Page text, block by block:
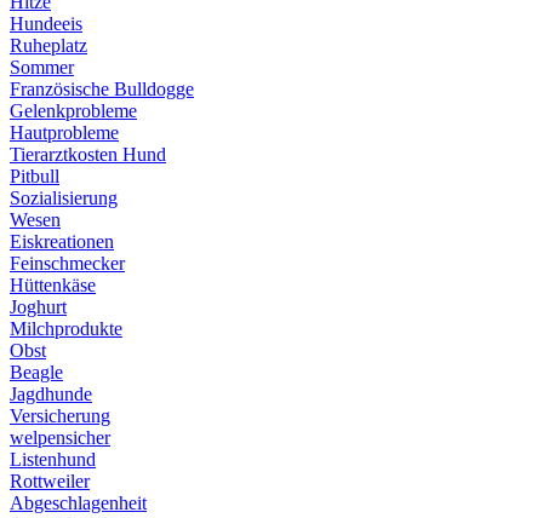
Hundeeis
Ruheplatz
Sommer
Französische Bulldogge
Gelenkprobleme
Hautprobleme
Tierarztkosten Hund
Pitbull
Sozialisierung
Wesen
Eiskreationen
Feinschmecker
Hüttenkäse
Joghurt
Milchprodukte
Obst
Beagle
Jagdhunde
Versicherung
welpensicher
Listenhund
Rottweiler
Abgeschlagenheit